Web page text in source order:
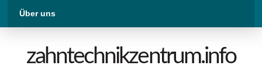
Über uns
zahntechnikzentrum.info